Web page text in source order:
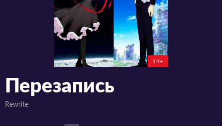
14+
Перезапись
Rewrite